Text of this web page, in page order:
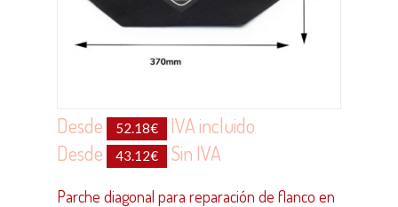
Desde 52.18€
IVA incluido
Desde
43.12€ Sin IVA
Parche diagonal para reparación de flanco en